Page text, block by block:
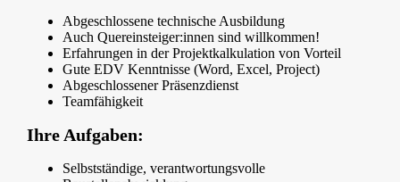
Abgeschlossene technische Ausbildung
Auch Quereinsteiger:innen sind willkommen!
Erfahrungen in der Projektkalkulation von Vorteil
Gute EDV Kenntnisse (Word, Excel, Project)
Abgeschlossener Präsenzdienst
Teamfähigkeit
Ihre Aufgaben:
Selbstständige, verantwortungsvolle